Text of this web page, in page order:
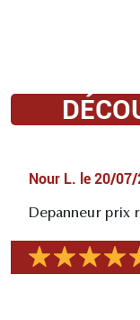
Nour L. le 20/07/
Depanneur prix